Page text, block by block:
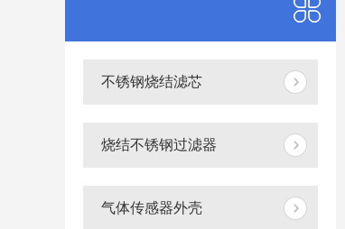
不锈钢烧结滤芯
烧结不锈钢过滤器
气体传感器外壳